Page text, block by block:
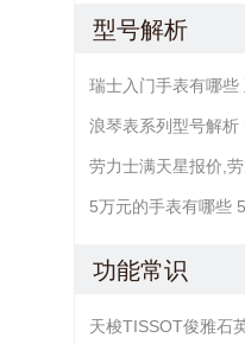
型号解析
瑞士入门手表有哪
劳力士满天星报价,
5万元的手表有哪些
功能常识